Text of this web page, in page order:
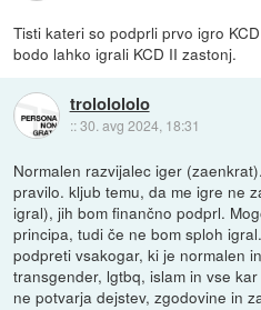
Tisti kateri so podprli prvo igro
bodo lahko igrali KCD II zastonj.
trololololo
::30. avg 2024, 18:31
Normalen razvijalec iger
pravilo. kljub temu, da me igre ne
igral), jih bom finančno podprl.
principa, tudi če ne bom sploh
podpreti vsakogar, ki je normalen
transgender, lgtbq, islam in vse
ne potvarja dejstev, zgodovine in